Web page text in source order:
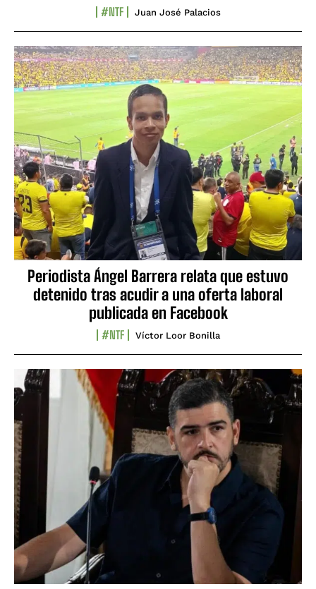
#NTF Juan José Palacios
Periodista Ángel Barrera relata que estuvo
detenido tras acudir a una oferta laboral
publicada en Facebook
#NTF Víctor Loor Bonilla